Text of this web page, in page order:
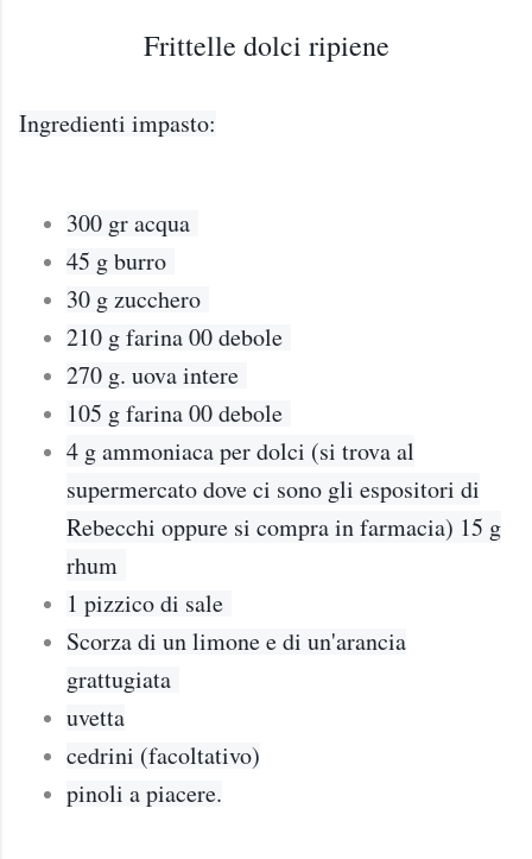
Frittelle dolci ripiene
Ingredienti impasto:
300 gr acqua
45 g burro
30 g zucchero
210 g farina 00 debole
270 g. uova intere
105 g farina 00 debole
4 g ammoniaca per dolci (si trova al
supermercato dove ci sono gli espositori di
Rebecchi oppure si compra in farmacia) 15 g
rhum
1 pizzico di sale
Scorza di un limone e di un'arancia
grattugiata
uvetta
cedrini (facoltativo)
pinoli a piacere.